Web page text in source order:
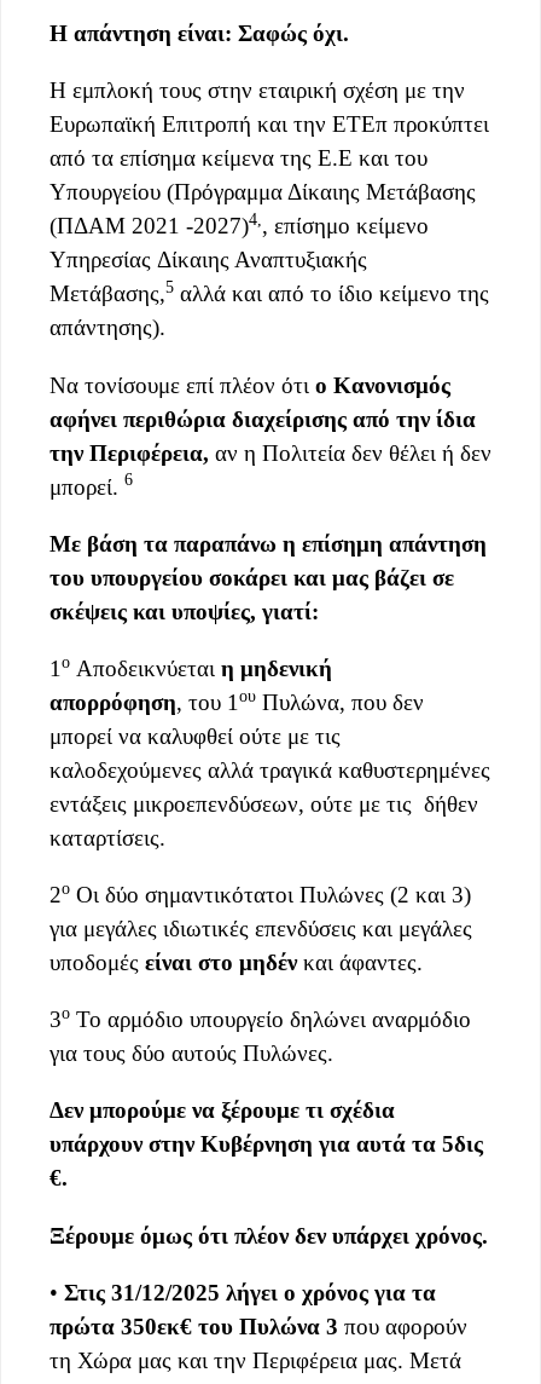
Η απάντηση είναι: Σαφώς όχι.
Η εμπλοκή τους στην εταιρική σχέση με την
Ευρωπαϊκή Επιτροπή και την ΕΤΕπ προκύπτει
από τα επίσημα κείμενα της Ε.Ε και του
Υπουργείου (Πρόγραμμα Δίκαιης Μετάβασης
(ΠΔΑΜ 2021 -2027)4, , επίσημο κείμενο
Υπηρεσίας Δίκαιης Αναπτυξιακής
Μετάβασης,5 αλλά και από το ίδιο κείμενο της
απάντησης).
Να τονίσουμε επί πλέον ότι ο Κανονισμός
αφήνει περιθώρια διαχείρισης από την ίδια
την Περιφέρεια, αν η Πολιτεία δεν θέλει ή δεν
μπορεί. 6
Με βάση τα παραπάνω η επίσημη απάντηση
του υπουργείου σοκάρει και μας βάζει σε
σκέψεις και υποψίες, γιατί:
1 ο Αποδεικνύεται η μηδενική
απορρόφηση, του 1 ου Πυλώνα, που δεν
μπορεί να καλυφθεί ούτε με τις
καλοδεχούμενες αλλά τραγικά καθυστερημένες
εντάξεις μικροεπενδύσεων, ούτε με τις δήθεν
καταρτίσεις.
2ο Οι δύο σημαντικότατοι Πυλώνες (2 και 3)
για μεγάλες ιδιωτικές επενδύσεις και μεγάλες
υποδομές είναι στο μηδένκαι άφαντες.
3ο Το αρμόδιο υπουργείο δηλώνει αναρμόδιο
για τους δύο αυτούς Πυλώνες.
Δεν μπορούμε να ξέρουμε τι σχέδια
υπάρχουν στην Κυβέρνηση για αυτά τα 5δις
€.
Ξέρουμε όμως ότι πλέονδεν υπάρχει χρόνος.
• Στις 31/12/2025 λήγει ο χρόνος για τα
πρώτα 350εκ€ του Πυλώνα 3 που αφορούν
τη Χώρα μας και την Περιφέρεια μας. Μετά